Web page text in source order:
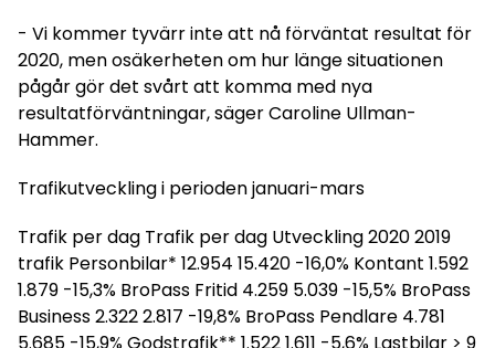
- Vi kommer tyvärr inte att nå förväntat resultat för
2020, men osäkerheten om hur länge situationen
pågår gör det svårt att komma med nya
resultatförväntningar, säger Caroline Ullman-
Hammer.
Trafikutveckling i perioden januari-mars
Trafik per dag Trafik per dag Utveckling 2020 2019
trafik Personbilar* 12.954 15.420 -16,0% Kontant 1.592
1.879 -15,3% BroPass Fritid 4.259 5.039 -15,5% BroPass
Business 2.322 2.817 -19,8% BroPass Pendlare 4.781